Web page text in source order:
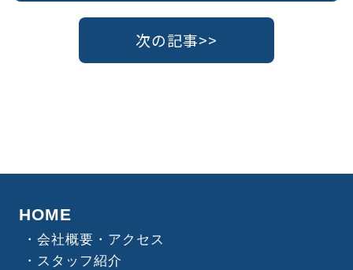
次の記事>>
HOME
会社概要・アクセス
スタッフ紹介